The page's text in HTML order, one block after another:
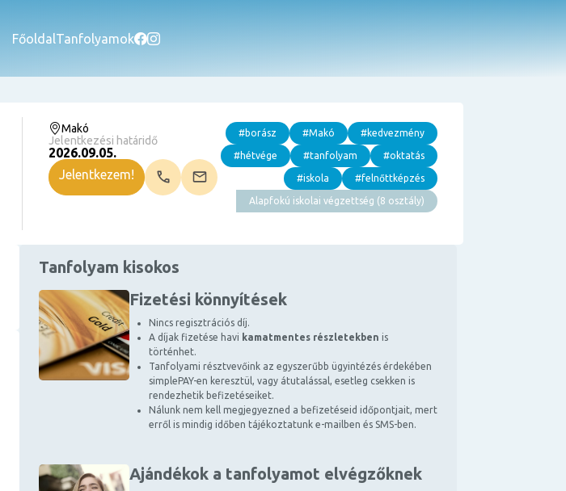
Főoldal Tanfolyamok
Makó
Jelentkezési határidő
2026.09.05.
Jelentkezem!
#borász #Makó #kedvezmény
#hétvége #tanfolyam #oktatás
#iskola #felnőttképzés
Alapfokú iskolai végzettség (8 osztály)
Tanfolyam kisokos
Fizetési könnyítések
Nincs regisztrációs díj.
A díjak fizetése havi kamatmentes részletekben is
történhet.
Tanfolyami résztvevőink az egyszerűbb ügyintézés érdekében
simplePAY-en keresztül, vagy átutalással, esetleg csekken is
rendezhetik befizetéseiket.
Nálunk nem kell megjegyezned a befizetéseid időpontjait, mert
erről is mindig időben tájékoztatunk e-mailben és SMS-ben.
Ajándékok a tanfolyamot elvégzőknek